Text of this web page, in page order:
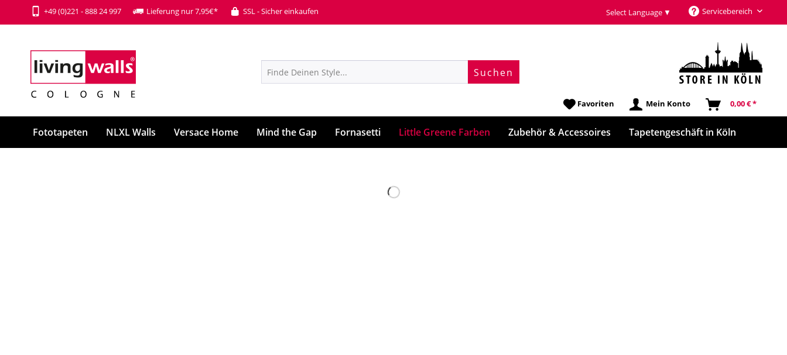
+49 (0)221 - 888 24 997 Lieferung nur 7,95€* SSL - Sicher einkaufen Servicebereich
Select Language ▼
Suchen
Favoriten Mein Konto 0,00 € *
Fototapeten NLXL Walls Versace Home Mind the Gap Fornasetti Little Greene Farben Zubehör & Accessoires Tapetengeschäft in Köln